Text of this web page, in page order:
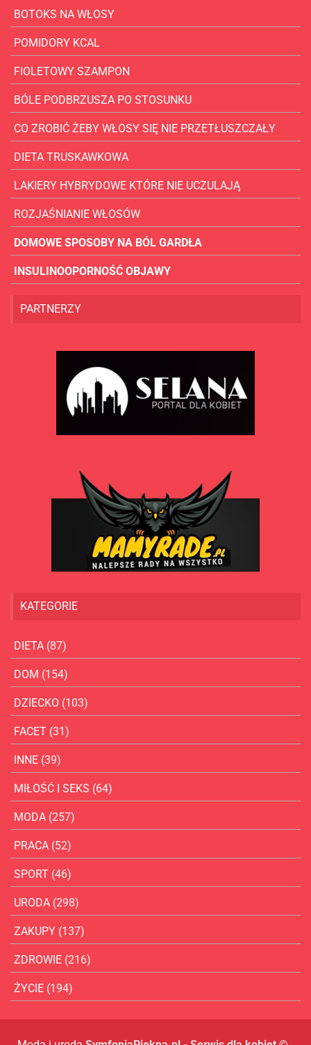
BOTOKS NA WŁOSY
POMIDORY KCAL
FIOLETOWY SZAMPON
BÓLE PODBRZUSZA PO STOSUNKU
CO ZROBIĆ ŻEBY WŁOSY SIĘ NIE PRZETŁUSZCZAŁY
DIETA TRUSKAWKOWA
LAKIERY HYBRYDOWE KTÓRE NIE UCZULAJĄ
ROZJAŚNIANIE WŁOSÓW
DOMOWE SPOSOBY NA BÓL GARDŁA
INSULINOOPORNOŚĆ OBJAWY
PARTNERZY
KATEGORIE
DIETA (87)
DOM (154)
DZIECKO (103)
FACET (31)
INNE (39)
MIŁOŚĆ I SEKS (64)
MODA (257)
PRACA (52)
SPORT (46)
URODA (298)
ZAKUPY (137)
ZDROWIE (216)
ŻYCIE (194)